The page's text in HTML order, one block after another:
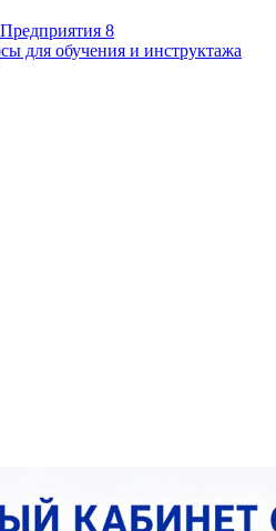
8
для обучения и инструктажа